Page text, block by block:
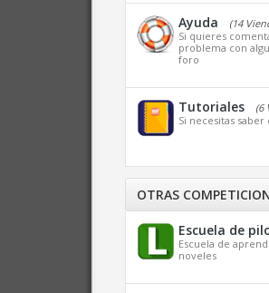
Ayuda
(14
Si quieres
problema con
foro
Tutoriales
(6
Si necesitas
OTRAS
Escuela de
Escuela de
noveles